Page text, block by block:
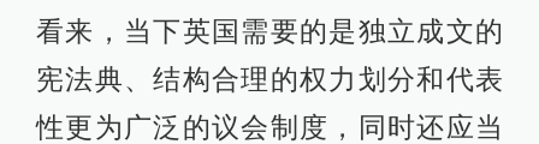
看来，当下英国需要的是独立成文的
宪法典、结构合理的权力划分和代表
性更为广泛的议会制度，同时还应当